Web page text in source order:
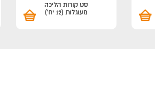
סט קורות הליכה
מעוגלות (12 יח')